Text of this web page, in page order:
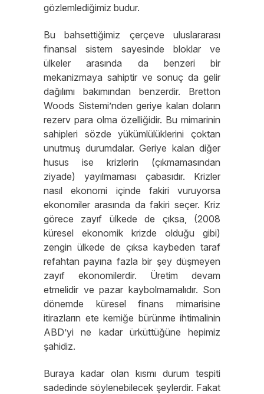
gözlemlediğimiz budur.
Bu bahsettiğimiz çerçeve uluslararası
finansal sistem sayesinde bloklar ve
ülkeler arasında da benzeri bir
mekanizmaya sahiptir ve sonuç da gelir
dağılımı bakımından benzerdir. Bretton
Woods Sistemi’nden geriye kalan doların
rezerv para olma özelliğidir. Bu mimarinin
sahipleri sözde yükümlülüklerini çoktan
unutmuş durumdalar. Geriye kalan diğer
husus ise krizlerin (çıkmamasından
ziyade) yayılmaması çabasıdır. Krizler
nasıl ekonomi içinde fakiri vuruyorsa
ekonomiler arasında da fakiri seçer. Kriz
görece zayıf ülkede de çıksa, (2008
küresel ekonomik krizde olduğu gibi)
zengin ülkede de çıksa kaybeden taraf
refahtan payına fazla bir şey düşmeyen
zayıf ekonomilerdir. Üretim devam
etmelidir ve pazar kaybolmamalıdır. Son
dönemde küresel finans mimarisine
itirazların ete kemiğe bürünme ihtimalinin
ABD’yi ne kadar ürküttüğüne hepimiz
şahidiz.
Buraya kadar olan kısmı durum tespiti
sadedinde söylenebilecek şeylerdir. Fakat